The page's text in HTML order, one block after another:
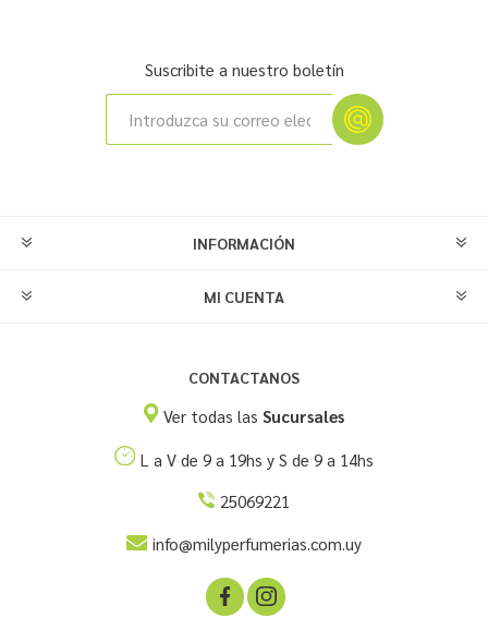
Suscribite a nuestro boletín
INFORMACIÓN
MI CUENTA
CONTACTANOS
Ver todas las Sucursales
L a V de 9 a 19hs y S de 9 a 14hs
25069221
info@milyperfumerias.com.uy